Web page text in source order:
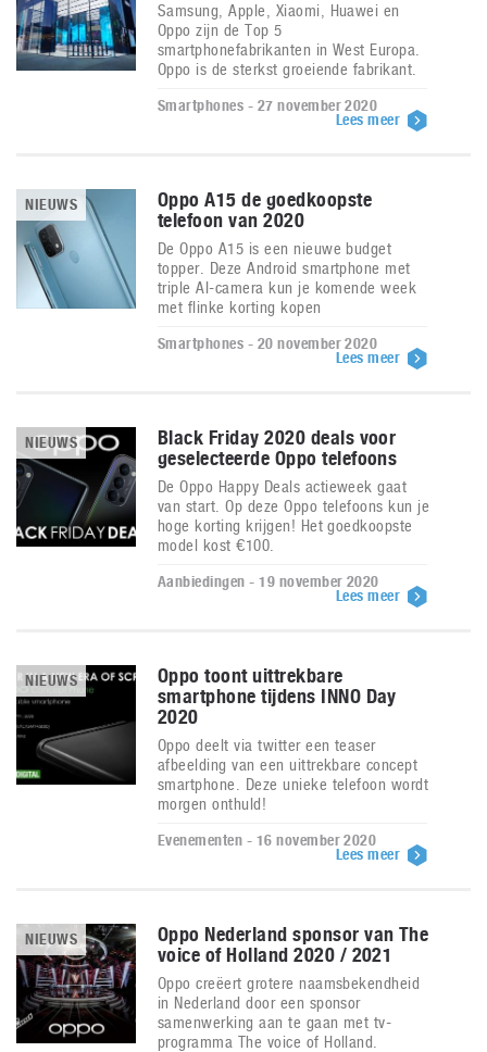
Samsung, Apple, Xiaomi, Huawei en
Oppo zijn de Top 5
smartphonefabrikanten in West Europa.
Oppo is de sterkst groeiende fabrikant.
Smartphones - 27 november 2020
Lees meer
NIEUWS
Oppo A15 de goedkoopste
telefoon van 2020
De Oppo A15 is een nieuwe budget
topper. Deze Android smartphone met
triple AI-camera kun je komende week
met flinke korting kopen
Smartphones - 20 november 2020
Lees meer
NIEUWS
Black Friday 2020 deals voor
geselecteerde Oppo telefoons
De Oppo Happy Deals actieweek gaat
van start. Op deze Oppo telefoons kun je
hoge korting krijgen! Het goedkoopste
model kost €100.
Aanbiedingen - 19 november 2020
Lees meer
NIEUWS
Oppo toont uittrekbare
smartphone tijdens INNO Day
2020
Oppo deelt via twitter een teaser
afbeelding van een uittrekbare concept
smartphone. Deze unieke telefoon wordt
morgen onthuld!
Evenementen - 16 november 2020
Lees meer
NIEUWS
Oppo Nederland sponsor van The
voice of Holland 2020 / 2021
Oppo creëert grotere naamsbekendheid
in Nederland door een sponsor
samenwerking aan te gaan met tv-
programma The voice of Holland.